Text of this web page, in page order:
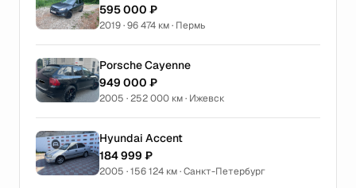
595 000 ₽
2019 · 96 474 км · Пермь
Porsche Cayenne
949 000 ₽
2005 · 252 000 км · Ижевск
Hyundai Accent
184 999 ₽
2005 · 156 124 км · Санкт-Петербург